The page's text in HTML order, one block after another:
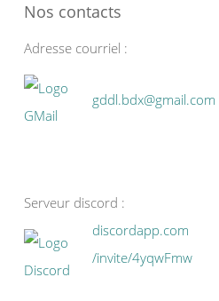
Nos contacts
Adresse courriel :
gddl.bdx@gmail.com
Serveur discord :
discordapp.com
/invite/4yqwFmw